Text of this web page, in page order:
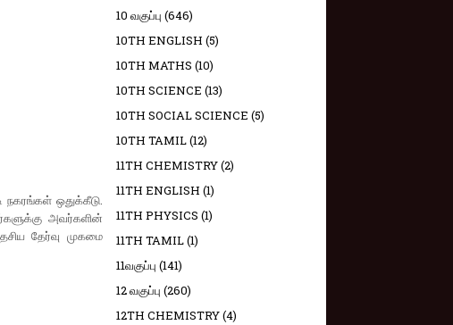
ஒதுக்கீடு.
அவர்களின்
தேர்வு முகமை
10 வகுப்பு (646)
10TH ENGLISH (5)
10TH MATHS (10)
10TH SCIENCE (13)
10TH SOCIAL SCIENCE (5)
10TH TAMIL(12)
11TH CHEMISTRY(2)
11TH ENGLISH (1)
11TH PHYSICS (1)
11TH TAMIL(1)
11வகுப்பு (141)
12 வகுப்பு (260)
12TH CHEMISTRY(4)